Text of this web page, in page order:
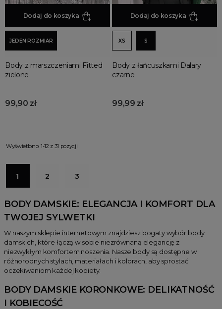
Dodaj do koszyka
JEDEN ROZMIAR
Body z marszczeniami Fitted
zielone
99,90 zł
Dodaj do koszyka
XS S
Body z łańcuszkami Dalary
czarne
99,99 zł
Wyświetlono: 1-12 z 31 pozycji
1 2 3
BODY DAMSKIE: ELEGANCJA I KOMFORT DLA
TWOJEJ SYLWETKI
W naszym sklepie internetowym znajdziesz bogaty wybór body
damskich, które łączą w sobie niezrównaną elegancję z
niezwykłym komfortem noszenia. Nasze body są dostępne w
różnorodnych stylach, materiałach i kolorach, aby sprostać
oczekiwaniom każdej kobiety.
BODY DAMSKIE KORONKOWE: DELIKATNOŚĆ
I KOBIECOŚĆ